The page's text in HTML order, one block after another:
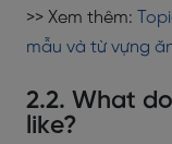
>> Xem thêm:
mẫu và từ vựng
2.2. What
like?